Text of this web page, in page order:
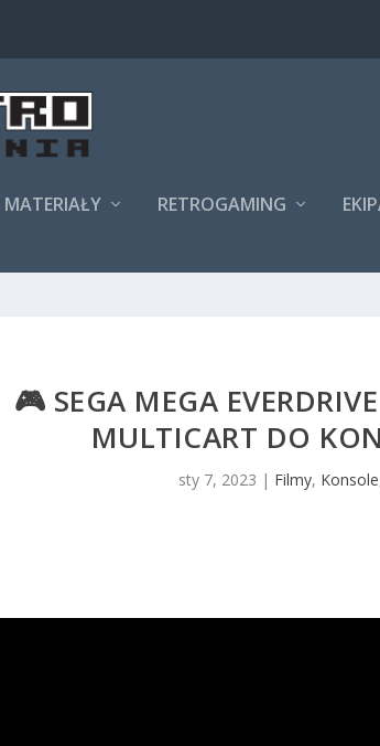
MATERIAŁY RETROGAMING
🎮 SEGA MEGA
MULTICART DO
sty 7, 2023 | Filmy, Konsole